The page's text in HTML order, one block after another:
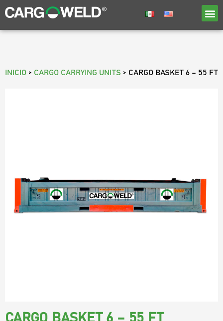
INICIO > CARGO CARRYING UNITS > CARGO BASKET 6 – 55 FT